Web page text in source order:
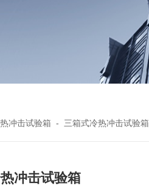
冲击试验箱 - 三箱式冷热冲击试验箱
冲击试验箱